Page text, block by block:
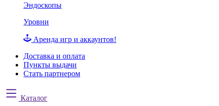
Эндоскопы
Уровни
Аренда игр и аккаунтов!
Доставка и оплата
Пункты выдачи
Стать партнером
Каталог